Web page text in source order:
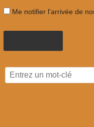
Me notifier l'arrivée de